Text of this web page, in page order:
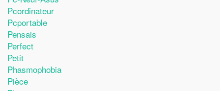
Pcordinateur
Pcportable
Pensais
Perfect
Petit
Phasmophobia
Pièce